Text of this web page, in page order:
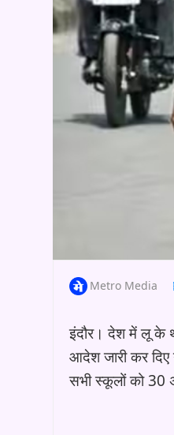
Metro Media
इंदौर। देश में लू के
आदेश जारी कर दिए
सभी स्कूलों को 30